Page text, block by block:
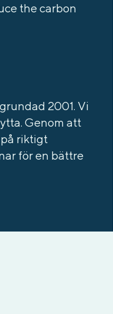
the carbon
2001. Vi
Genom att
riktigt
för en bättre